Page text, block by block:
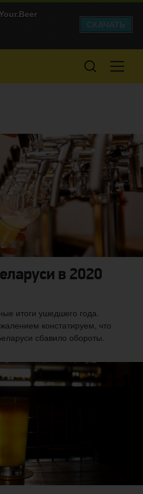
в 2020
итоги ушедшего года.
констатируем, что
сбавило обороты.
СКАЧАТЬ